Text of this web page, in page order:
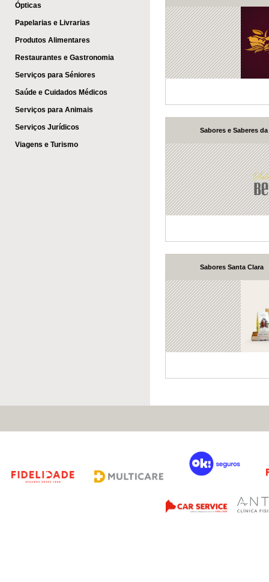
Ópticas
Papelarias e Livrarias
Produtos Alimentares
Restaurantes e Gastronomia
Serviços para Séniores
Saúde e Cuidados Médicos
Serviços para Animais
Serviços Jurídicos
Viagens e Turismo
Sabores e Saberes
Sabores Santa Clara